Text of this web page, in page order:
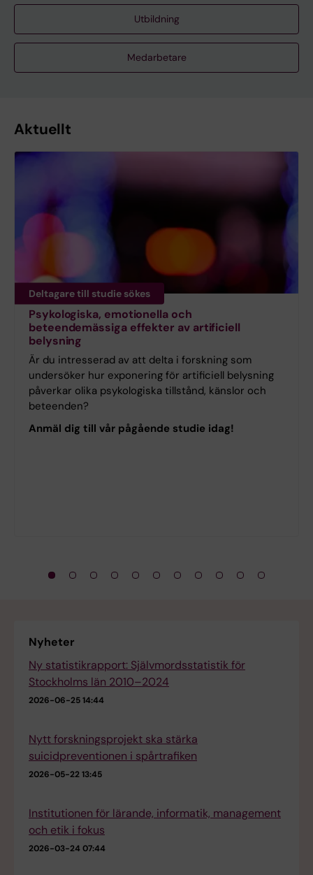
Utbildning
Medarbetare
Aktuellt
Deltagare till studie sökes
Psykologiska, emotionella och
beteendemässiga effekter av artificiell
belysning
Är du intresserad av att delta i forskning som
undersöker hur exponering för artificiell belysning
påverkar olika psykologiska tillstånd, känslor och
beteenden?
Anmäl dig till vår pågående studie idag!
Nyheter
Ny statistikrapport: Självmordsstatistik för
Stockholms län 2010–2024
2026-06-25 14:44
Nytt forskningsprojekt ska stärka
suicidpreventionen i spårtrafiken
2026-05-22 13:45
Institutionen för lärande, informatik, management
och etik i fokus
2026-03-24 07:44